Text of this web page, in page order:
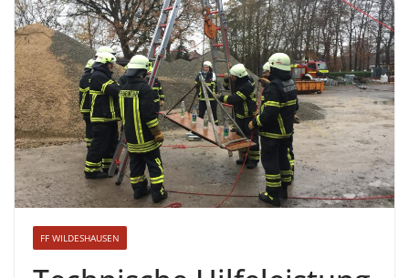
FF WILDESHAUSEN